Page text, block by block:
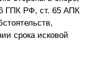
ГПК РФ, ст. 65 АПК
срока исковой